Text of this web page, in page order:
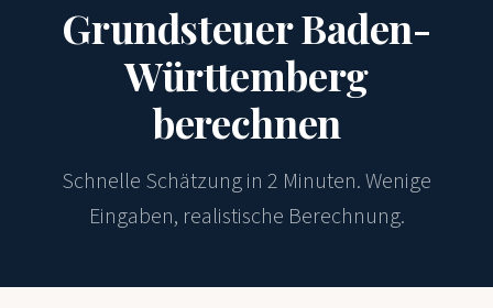
Grundsteuer Baden-
Württemberg
berechnen
Schnelle Schätzung in 2 Minuten. Wenige
Eingaben, realistische Berechnung.